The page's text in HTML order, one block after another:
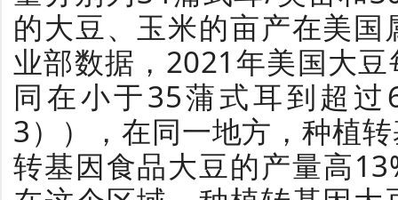
的大豆、玉米的亩产在美
业部数据，2021年美国大
同在小于35蒲式耳到超
3））， 在同一地方，种植
转基因食品大豆的产量高